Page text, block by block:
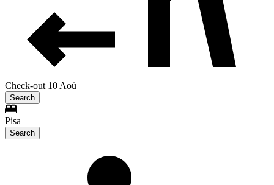
Check-out 10 Aoû
Search
Pisa
Search